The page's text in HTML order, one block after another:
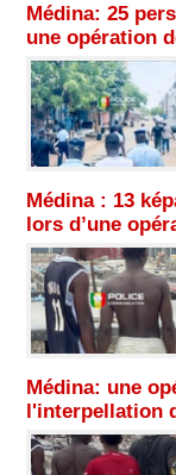
Médina: 25
une opération
Médina : 13
lors d’une
Médina: une
l'interpellation